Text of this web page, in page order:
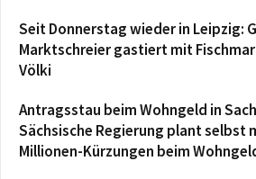
Seit Donnerstag wieder in Leipzig:
Marktschreier gastiert mit
Völki
Antragsstau beim Wohngeld in
Sächsische Regierung plant selbst
Millionen-Kürzungen beim